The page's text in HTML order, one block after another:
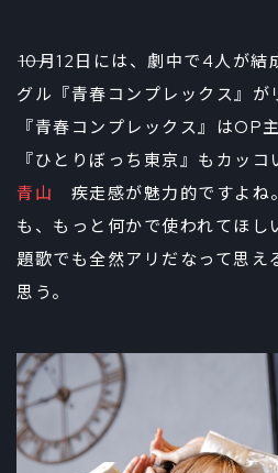
――10月12日には、劇中で4人が
グル『青春コンプレックス』が
『青春コンプレックス』はOP
『ひとりぼっち東京』もカッコ
青山 疾走感が魅力的ですよね
も、もっと何かで使われてほし
題歌でも全然アリだなって思え
思う。